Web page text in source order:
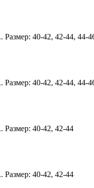
Размер: 40-42, 42-44, 44-
Размер: 40-42, 42-44, 44-
Размер: 40-42, 42-44
Размер: 40-42, 42-44